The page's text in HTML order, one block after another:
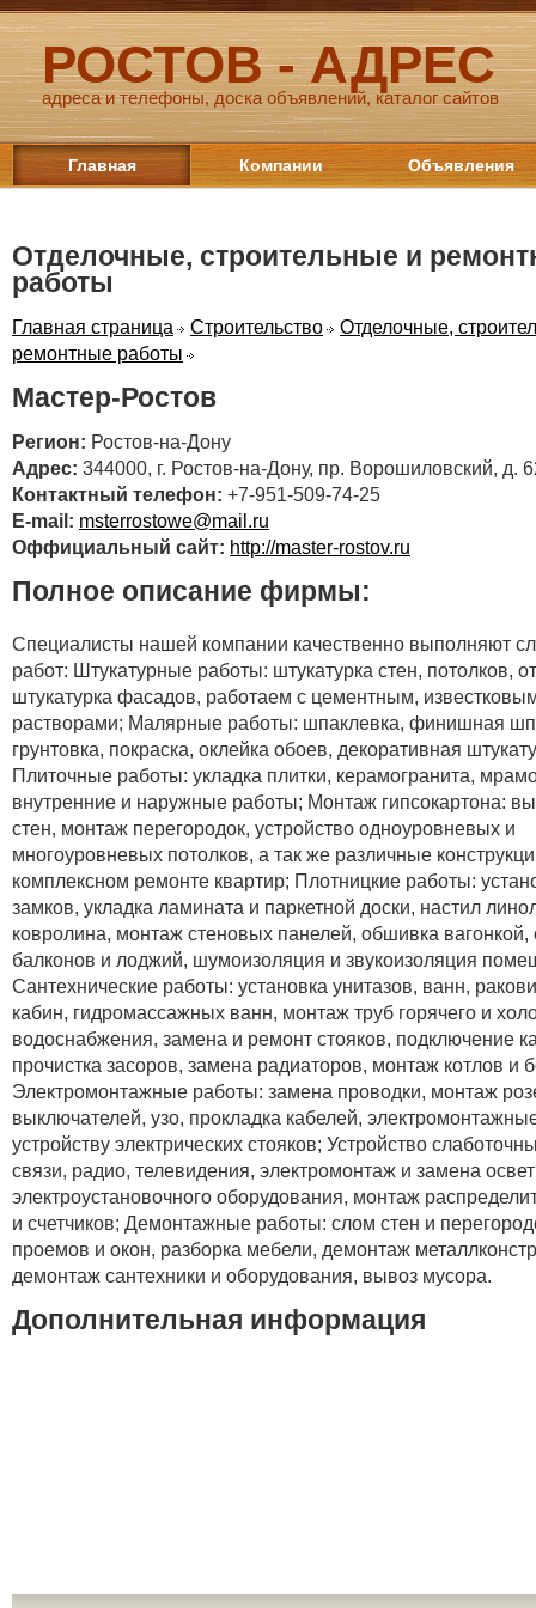
РОСТОВ - АДРЕС
адреса и телефоны, доска объявлений, каталог сайтов
Главная Компании Объявления
Отделочные, строительные и
работы
Главная страница Строительство
Отделочные,
ремонтные работы
Мастер-Ростов
Регион: Ростов-на-Дону
Адрес: 344000, г. Ростов-на-Дону, пр. Ворошиловский, д.
Контактный телефон: +7-951-509-74-25
E-mail: msterrostowe@mail.ru
Оффициальный сайт: http://master-rostov.ru
Полное описание фирмы:
Специалисты нашей компании качественно выполняют
работ: Штукатурные работы: штукатурка стен, потолков,
штукатурка фасадов, работаем с цементным,
растворами; Малярные работы: шпаклевка, финишная
грунтовка, покраска, оклейка обоев, декоративная
Плиточные работы: укладка плитки, керамогранита,
внутренние и наружные работы; Монтаж гипсокартона:
стен, монтаж перегородок, устройство одноуровневых и
многоуровневых потолков, а так же различные
комплексном ремонте квартир; Плотницкие работы:
замков, укладка ламината и паркетной доски, настил
ковролина, монтаж стеновых панелей, обшивка вагонкой,
балконов и лоджий, шумоизоляция и звукоизоляция
Сантехнические работы: установка унитазов, ванн,
кабин, гидромассажных ванн, монтаж труб горячего и
водоснабжения, замена и ремонт стояков, подключение
прочистка засоров, замена радиаторов, монтаж котлов и
Электромонтажные работы: замена проводки, монтаж
выключателей, узо, прокладка кабелей,
устройству электрических стояков; Устройство
связи, радио, телевидения, электромонтаж и замена
электроустановочного оборудования, монтаж
и счетчиков; Демонтажные работы: слом стен и
проемов и окон, разборка мебели, демонтаж
демонтаж сантехники и оборудования, вывоз мусора.
Дополнительная информация